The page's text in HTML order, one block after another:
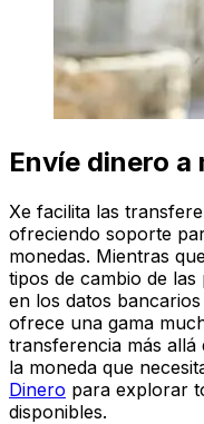
Envíe dinero a
Xe facilita las
ofreciendo soporte
monedas. Mientras
tipos de cambio de
en los datos
ofrece una gama
transferencia más allá
la moneda que
Dinero para explorar
disponibles.